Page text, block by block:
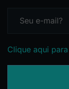
Clique aqui